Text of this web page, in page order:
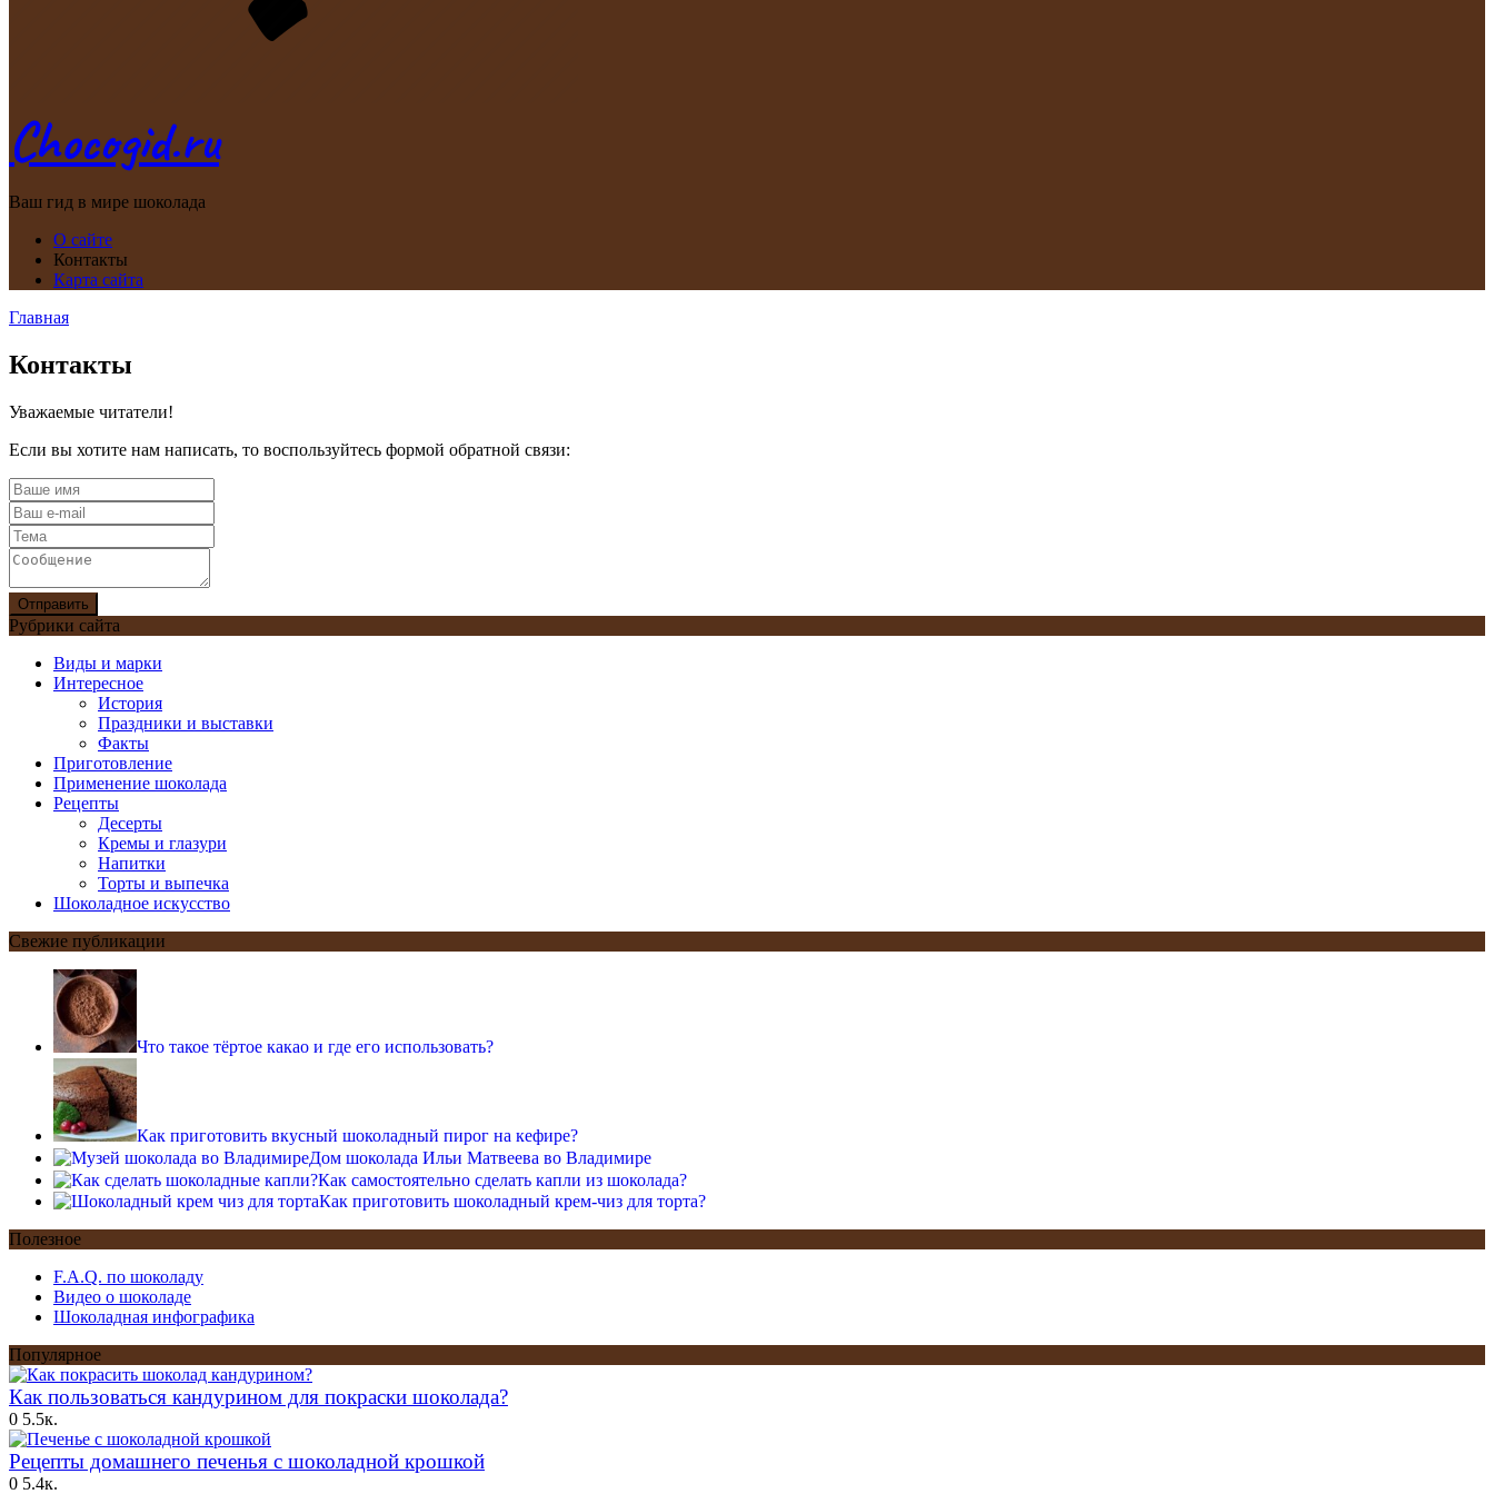
Chocogid.ru
Ваш гид в мире шоколада
О сайте
Контакты
Карта сайта
Главная
Контакты
Уважаемые читатели!
Если вы хотите нам написать, то воспользуйтесь формой обратной связи:
Отправить
Рубрики сайта
Виды и марки
Интересное
История
Праздники и выставки
Факты
Приготовление
Применение шоколада
Рецепты
Десерты
Кремы и глазури
Напитки
Торты и выпечка
Шоколадное искусство
Свежие публикации
Что такое тёртое какао и где его использовать?
Как приготовить вкусный шоколадный пирог на кефире?
Дом шоколада Ильи Матвеева во Владимире
Как самостоятельно сделать капли из шоколада?
Как приготовить шоколадный крем-чиз для торта?
Полезное
F.A.Q. по шоколаду
Видео о шоколаде
Шоколадная инфографика
Популярное
Как пользоваться кандурином для покраски шоколада?
0 5.5к.
Рецепты домашнего печенья с шоколадной крошкой
0 5.4к.